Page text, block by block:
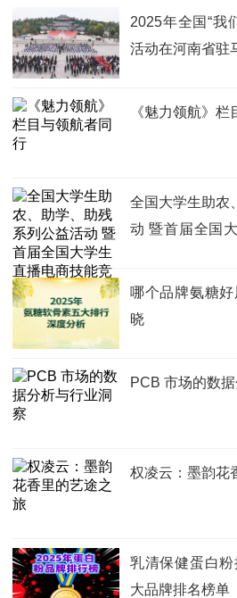
2025年全国“我
活动在河南省驻
《魅力领航》
全国大学生助农
动 暨首届全国
哪个品牌氨糖
晓
PCB 市场的数
权凌云：墨韵花
乳清保健蛋白
大品牌排名榜单